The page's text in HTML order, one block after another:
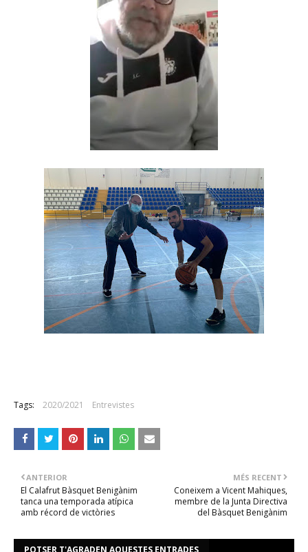
Tags: 2020/2021 Entrevistes
MÉS RECENT
Coneixem a Vicent Mahiques,
membre de la Junta Directiva
del Bàsquet Benigànim
ANTERIOR
El Calafrut Bàsquet Benigànim
tanca una temporada atípica
amb récord de victòries
POTSER T'AGRADEN AQUESTES ENTRADES